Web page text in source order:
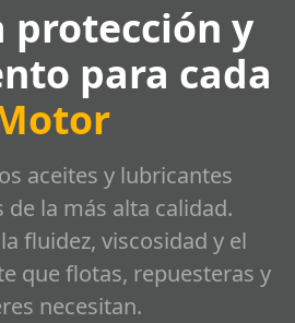
protección y
para cada
aceites y lubricantes
la más alta calidad.
fluidez, viscosidad y el
que flotas, repuesteras y
necesitan.